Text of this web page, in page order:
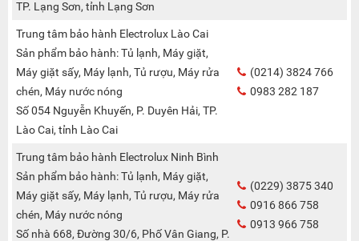
TP. Lạng Sơn, tỉnh Lạng Sơn
Trung tâm bảo hành Electrolux Lào Cai
Sản phẩm bảo hành: Tủ lạnh, Máy giặt,
Máy giặt sấy, Máy lạnh, Tủ rượu, Máy rửa
chén, Máy nước nóng
Số 054 Nguyễn Khuyến, P. Duyên Hải, TP.
Lào Cai, tỉnh Lào Cai
(0214) 3824 766
0983 282 187
Trung tâm bảo hành Electrolux Ninh Bình
Sản phẩm bảo hành: Tủ lạnh, Máy giặt,
Máy giặt sấy, Máy lạnh, Tủ rượu, Máy rửa
chén, Máy nước nóng
Số nhà 668, Đường 30/6, Phố Vân Giang, P.
(0229) 3875 340
0916 866 758
0913 966 758